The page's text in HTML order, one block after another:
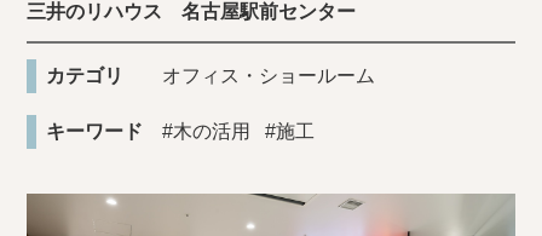
三井のリハウス 名古屋駅前センター
カテゴリ オフィス・ショールーム
キーワード #木の活用 #施工